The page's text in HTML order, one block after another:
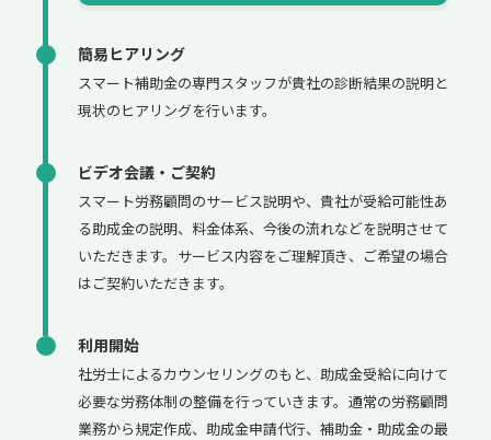
簡易ヒアリング
スマート補助金の専門スタッフが貴社の診断結果の説明と
現状のヒアリングを行います。
ビデオ会議・ご契約
スマート労務顧問のサービス説明や、貴社が受給可能性あ
る助成金の説明、料金体系、今後の流れなどを説明させて
いただきます。サービス内容をご理解頂き、ご希望の場合
はご契約いただきます。
利用開始
社労士によるカウンセリングのもと、助成金受給に向けて
必要な労務体制の整備を行っていきます。通常の労務顧問
業務から規定作成、助成金申請代行、補助金・助成金の最